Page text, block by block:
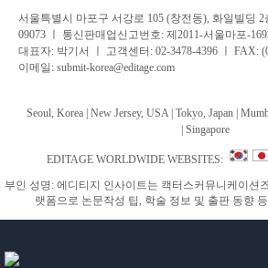
서 울특별시 마포구 서강로 105 (창전동), 화일빌딩 2
09073 ㅣ 통신판매업신고번호: 제2011-서울마포-
대표자: 박기서 ㅣ 고객센터: 02-3478-4396 ㅣ FAX:
이메일: submit-korea@editage.com
Seoul, Korea | New Jersey, USA | Tokyo, Japan |
Singapore
EDITAGE WORLDWIDE WEBSITES:
부인 성명: 에디티지 인사이트는 캑터스커뮤니케이션
랫폼으로 논문작성 팁, 학술 정보 및 출판 동향